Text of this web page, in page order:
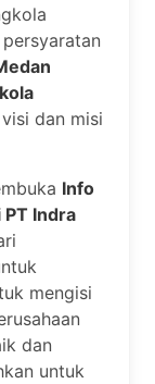
dan misi
Info
Indra
mengisi
dan
untuk